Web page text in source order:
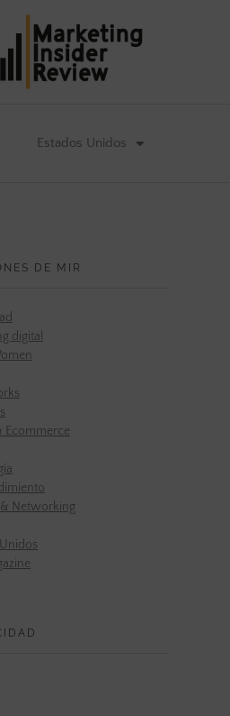
Estados Unidos
DE MIR
digital
Ecommerce
& Networking